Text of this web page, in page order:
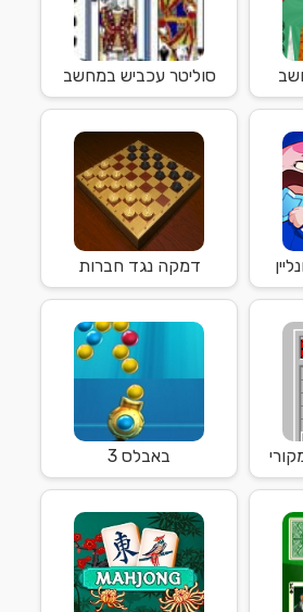
סוליטר עכביש במחשב
דמקה נגד חברות
באבלס 3